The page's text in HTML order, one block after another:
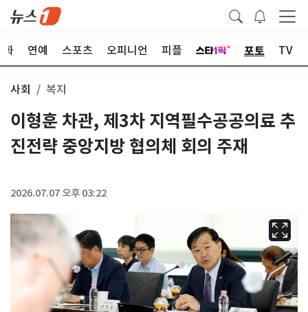
화 연예 스포츠 오피니언 피플 포토 TV
사회 복지
이형훈 차관, 제3차 지역필수공공의료 추
진전략 중앙지방 협의체 회의 주재
2026.07.07 오후 03:22